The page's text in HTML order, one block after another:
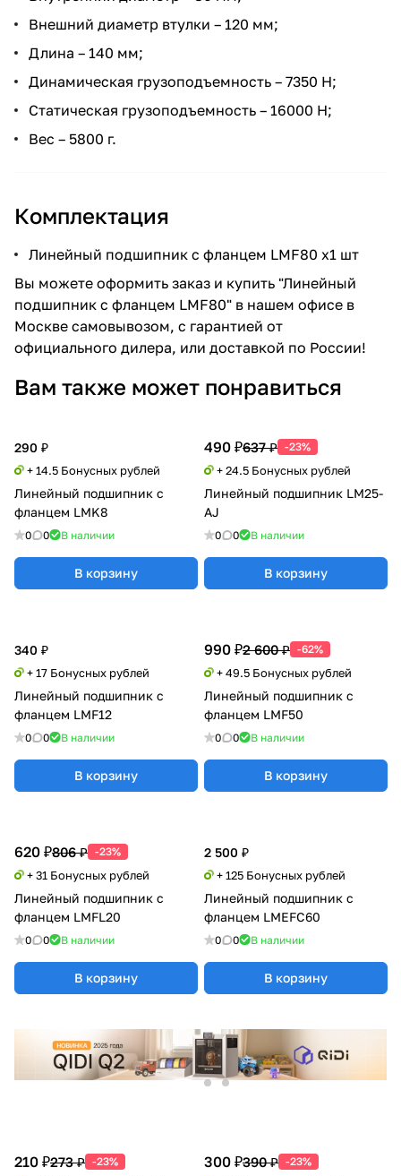
Внешний диаметр втулки – 120 мм;
Длина – 140 мм;
Динамическая грузоподъемность – 7350 Н;
Статическая грузоподъемность – 16000 Н;
Вес – 5800 г.
Комплектация
Линейный подшипник с фланцем LMF80 x1 шт
Вы можете оформить заказ и купить "Линейный
подшипник с фланцем LMF80" в нашем офисе в
Москве самовывозом, с гарантией от
официального дилера, или доставкой по России!
Вам также может понравиться
290 ₽
+ 14.5 Бонусных рублей
Линейный подшипник с
фланцем LMK8
0 0 В наличии
В корзину
490 ₽637 ₽ -23%
+ 24.5 Бонусных рублей
Линейный подшипник LM25-
AJ
0 0 В наличии
В корзину
990 ₽2 600 ₽ -62%
+ 49.5 Бонусных рублей
Линейный подшипник с
фланцем LMF50
0 0 В наличии
В корзину
620 ₽806 ₽ -23%
+ 31 Бонусных рублей
Линейный подшипник с
фланцем LMFL20
0 0 В наличии
В корзину
2 500 ₽
+ 125 Бонусных рублей
Линейный подшипник с
фланцем LMEFC60
0 0 В наличии
В корзину
210 ₽273 ₽ -23% 300 ₽390 ₽ -23%
340 ₽
+ 17 Бонусных рублей
Линейный подшипник с
фланцем LMF12
0 0 В наличии
В корзину